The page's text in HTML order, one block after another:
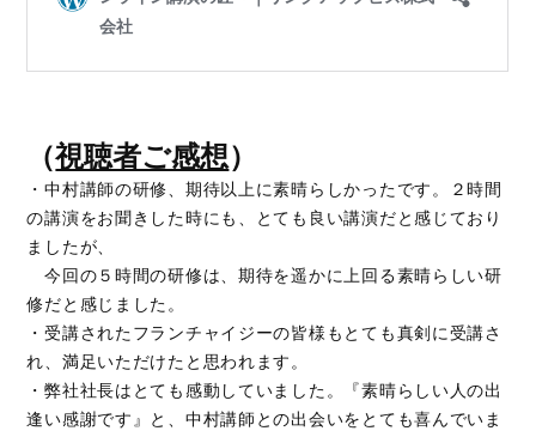
（視聴者ご感想）
・中村講師の研修、期待以上に素晴らしかったです。２時間
の講演をお聞きした時にも、とても良い講演だと感じており
ましたが、
今回の５時間の研修は、期待を遥かに上回る素晴らしい研
修だと感じました。
・受講されたフランチャイジーの皆様もとても真剣に受講さ
れ、満足いただけたと思われます。
・弊社社長はとても感動していました。『素晴らしい人の出
逢い感謝です』と、中村講師との出会いをとても喜んでいま